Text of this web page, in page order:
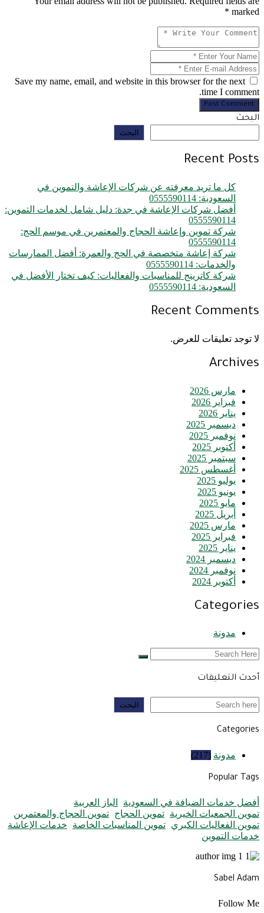
marked *
Save my name, email, and website in this browser for the next
time I comment.
Post Comment
البحث
البحث
Recent Posts
كل ما تريد معرفته عن شركات الإعاشة والتموين في
السعودية: 0555590114
أفضل شركات الإعاشة في جدة: دليل شامل لخدمات التموين:
0555590114
شركة تموين وإعاشة الحجاج والمعتمرين في موسم الحج:
0555590114
شركة إعاشة متخصصة في الحج والعمرة: أفضل الممارسات
والخدمات: 0555590114
شركة كاترينج للمناسبات والفعاليات: كيف تختار الأفضل في
السعودية: 0555590114
Recent Comments
لا توجد تعليقات للعرض.
Archives
مارس 2026
فبراير 2026
يناير 2026
ديسمبر 2025
نوفمبر 2025
أكتوبر 2025
سبتمبر 2025
أغسطس 2025
يوليو 2025
يونيو 2025
مايو 2025
أبريل 2025
مارس 2025
فبراير 2025
يناير 2025
ديسمبر 2024
نوفمبر 2024
أكتوبر 2024
Categories
مدونة
أحدث التعليقات
البحث البحث
Categories
مدونة (217)
Popular Tags
أفضل خدمات الضيافة في السعودية
الباز العربية
تموين الجمعيات الخيرية تموين الحجاج تموين الحجاج والمعتمرين
تموين الفعاليات الكبري تموين المناسبات الخاصة
خدمات الإعاشة
خدمات التموين
Sabel Adam
Follow Me